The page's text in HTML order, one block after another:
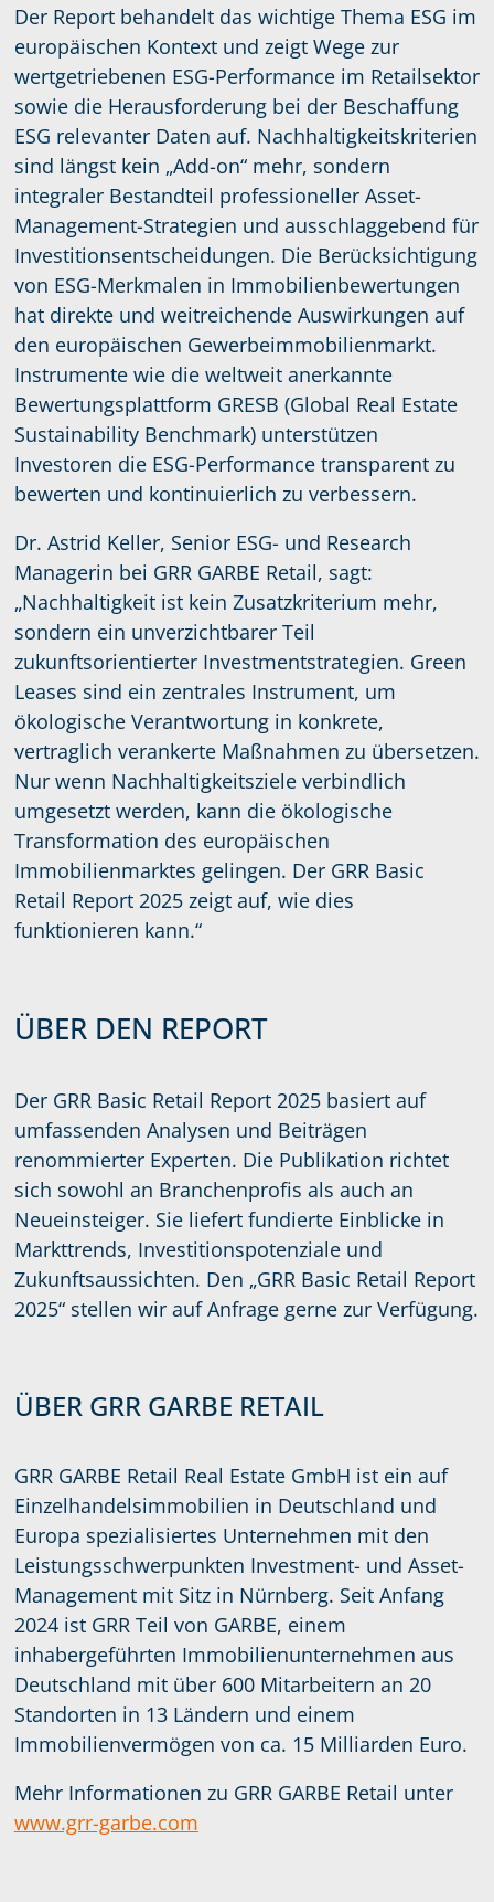
Der Report behandelt das wichtige Thema ESG im
europäischen Kontext und zeigt Wege zur
wertgetriebenen ESG-Performance im Retailsektor
sowie die Herausforderung bei der Beschaffung
ESG relevanter Daten auf. Nachhaltigkeitskriterien
sind längst kein „Add-on“ mehr, sondern
integraler Bestandteil professioneller Asset-
Management-Strategien und ausschlaggebend für
Investitionsentscheidungen. Die Berücksichtigung
von ESG-Merkmalen in Immobilienbewertungen
hat direkte und weitreichende Auswirkungen auf
den europäischen Gewerbeimmobilienmarkt.
Instrumente wie die weltweit anerkannte
Bewertungsplattform GRESB (Global Real Estate
Sustainability Benchmark) unterstützen
Investoren die ESG-Performance transparent zu
bewerten und kontinuierlich zu verbessern.
Dr. Astrid Keller, Senior ESG- und Research
Managerin bei GRR GARBE Retail, sagt:
„Nachhaltigkeit ist kein Zusatzkriterium mehr,
sondern ein unverzichtbarer Teil
zukunftsorientierter Investmentstrategien. Green
Leases sind ein zentrales Instrument, um
ökologische Verantwortung in konkrete,
vertraglich verankerte Maßnahmen zu übersetzen.
Nur wenn Nachhaltigkeitsziele verbindlich
umgesetzt werden, kann die ökologische
Transformation des europäischen
Immobilienmarktes gelingen. Der GRR Basic
Retail Report 2025 zeigt auf, wie dies
funktionieren kann.“
ÜBER DEN REPORT
Der GRR Basic Retail Report 2025 basiert auf
umfassenden Analysen und Beiträgen
renommierter Experten. Die Publikation richtet
sich sowohl an Branchenprofis als auch an
Neueinsteiger. Sie liefert fundierte Einblicke in
Markttrends, Investitionspotenziale und
Zukunftsaussichten. Den „GRR Basic Retail Report
2025“ stellen wir auf Anfrage gerne zur Verfügung.
ÜBER GRR GARBE RETAIL
GRR GARBE Retail Real Estate GmbH ist ein auf
Einzelhandelsimmobilien in Deutschland und
Europa spezialisiertes Unternehmen mit den
Leistungsschwerpunkten Investment- und Asset-
Management mit Sitz in Nürnberg. Seit Anfang
2024 ist GRR Teil von GARBE, einem
inhabergeführten Immobilienunternehmen aus
Deutschland mit über 600 Mitarbeitern an 20
Standorten in 13 Ländern und einem
Immobilienvermögen von ca. 15 Milliarden Euro.
Mehr Informationen zu GRR GARBE Retail unter
www.grr-garbe.com